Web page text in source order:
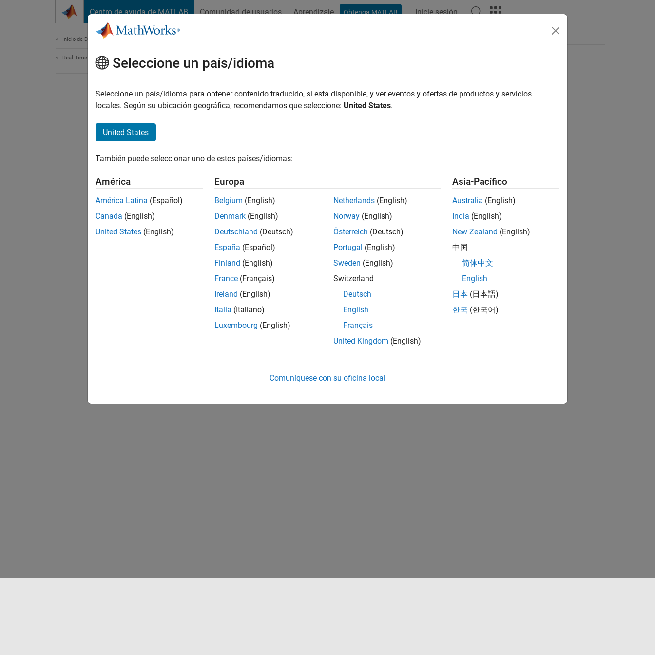
Centro de ayuda de MATLAB Comunidad de usuarios Aprendizaje Obtenga MATLAB Inicie sesión
Inicio de Documentación
Real-Time Simulation and Testing
How useful was this information?
Seleccione un país/idioma
Seleccione un país/idioma para obtener contenido traducido, si está disponible, y ver eventos y ofertas de productos y servicios
locales. Según su ubicación geográfica, recomendamos que seleccione: United States.
United States
También puede seleccionar uno de estos países/idiomas:
América
América Latina (Español)
Canada (English)
United States (English)
Europa
Belgium (English)
Denmark (English)
Deutschland (Deutsch)
España (Español)
Finland (English)
France (Français)
Ireland (English)
Italia (Italiano)
Luxembourg (English)
Netherlands (English)
Norway (English)
Österreich (Deutsch)
Portugal (English)
Sweden (English)
Switzerland
Deutsch
English
Français
United Kingdom (English)
Asia-Pacífico
Australia (English)
India (English)
New Zealand (English)
中国
简体中文
English
日本 (日本語)
한국 (한국어)
Comuníquese con su oficina local